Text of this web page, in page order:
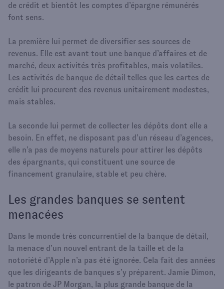
de crédit et bientôt les comptes d’épargne rémunérés
font sens.
La première lui permet de diversifier ses sources de
revenus. Elle est avant tout une banque d’affaires et de
marché, deux activités très profitables, mais volatiles.
Les activités de banque de détail telles que les cartes de
crédit lui procurent des revenus unitairement modestes,
mais stables.
La seconde lui permet de collecter les dépôts dont elle a
besoin. En effet, ne disposant pas d’un réseau d’agences,
elle n’a pas de moyens naturels pour attirer les dépôts
des épargnants, qui constituent une source de
financement granulaire, stable et peu chère.
Les grandes banques se sentent
menacées
Dans le monde très concurrentiel de la banque de détail,
la menace d’un nouvel entrant de la taille et de la
notoriété d’Apple n’a pas été ignorée. Cela fait des années
que les dirigeants de banques s’y préparent. Jamie Dimon,
le patron de JP Morgan, la plus grande banque de la